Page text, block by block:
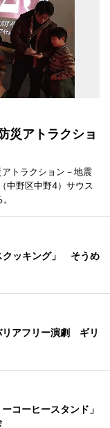
災アトラクショ
トラクション－地震
中野区中野4）サウス
クッキング」 そうめ
リアフリー演劇 ギリ
コーヒースタンド」